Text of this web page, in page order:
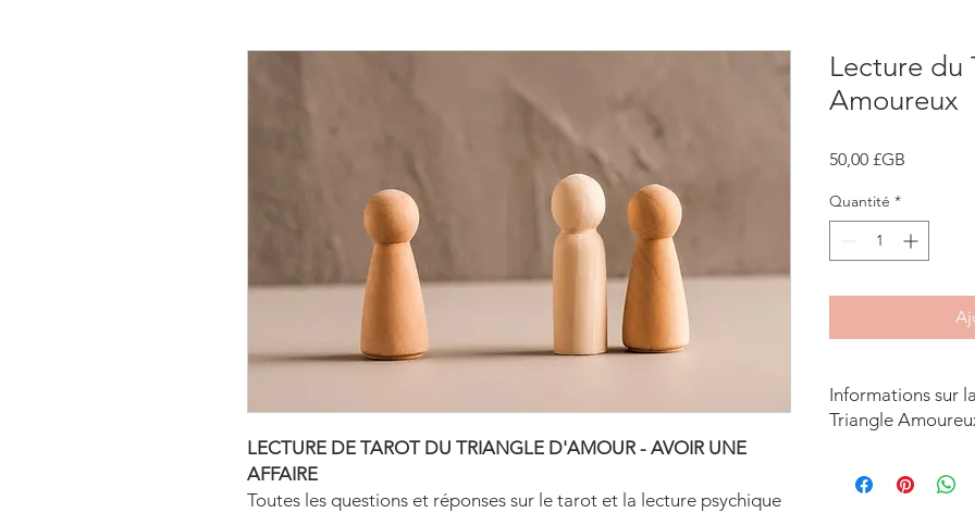
LECTURE DE TAROT DU TRIANGLE D'AMOUR - AVOIR UNE
AFFAIRE
Toutes les questions et réponses sur le tarot et la lecture psychique
Lecture du
Amoureux
50,00 £GB
Quantité *
Informations sur
Triangle
des conseils et des